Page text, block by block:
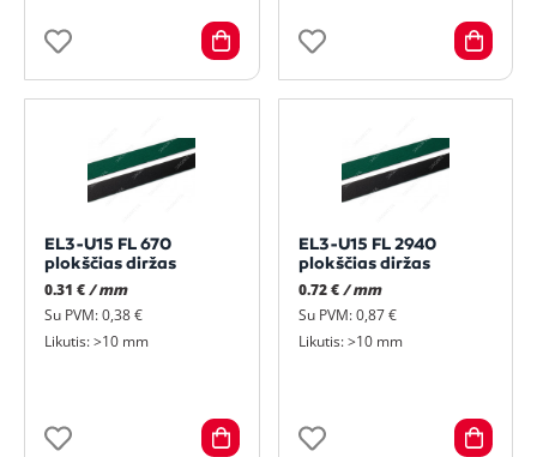
EL3-U15 FL 670
plokščias diržas
0.31 €/ mm
Su PVM: 0,38 €
Likutis: >10 mm
EL3-U15 FL 2940
plokščias diržas
0.72 € / mm
Su PVM: 0,87 €
Likutis: >10 mm